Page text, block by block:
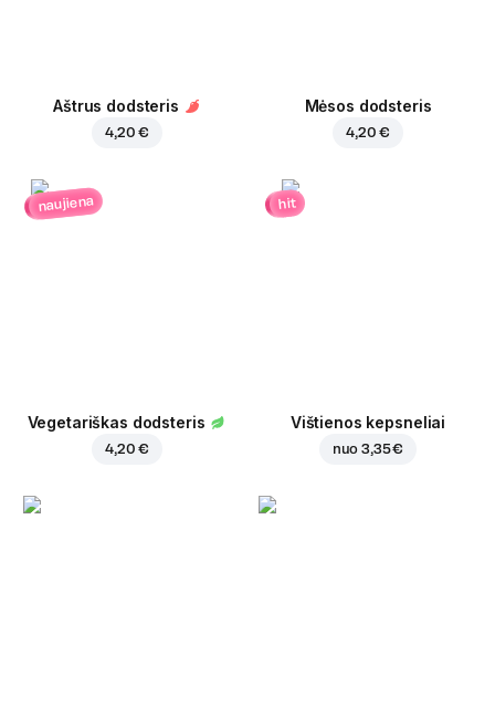
Aštrus dodsteris
4,20 €
Mėsos dodsteris
4,20 €
naujiena
Vegetariškas dodsteris
4,20 €
hit
Vištienos kepsneliai
nuo3,35 €